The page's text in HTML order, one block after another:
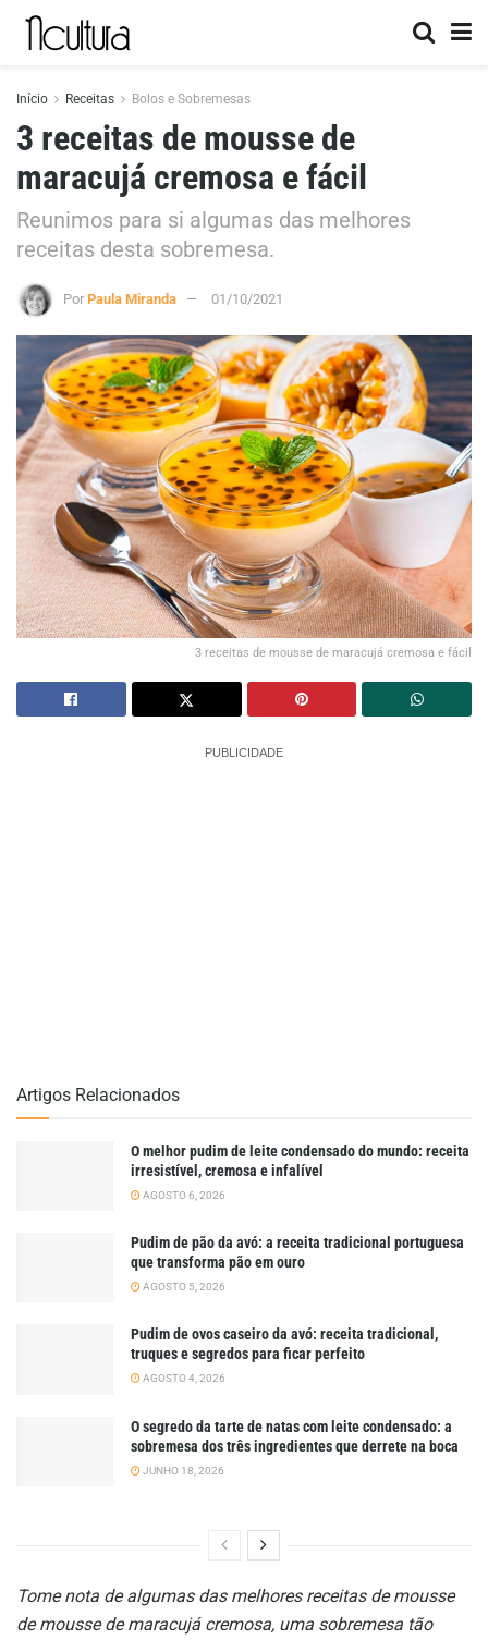
Início Receitas Bolos e Sobremesas
3 receitas de mousse de
maracujá cremosa e fácil
Reunimos para si algumas das melhores
receitas desta sobremesa.
Por Paula Miranda 01/10/2021
3 receitas de mousse de maracujá cremosa e fácil
PUBLICIDADE
Artigos Relacionados
O melhor pudim de leite condensado do mundo: receita
irresistível, cremosa e infalível
AGOSTO 6, 2026
Pudim de pão da avó: a receita tradicional portuguesa
que transforma pão em ouro
AGOSTO 5, 2026
Pudim de ovos caseiro da avó: receita tradicional,
truques e segredos para ficar perfeito
AGOSTO 4, 2026
O segredo da tarte de natas com leite condensado: a
sobremesa dos três ingredientes que derrete na boca
JUNHO 18, 2026
Tome nota de algumas das melhores receitas de mousse
de mousse de maracujá cremosa, uma sobremesa tão